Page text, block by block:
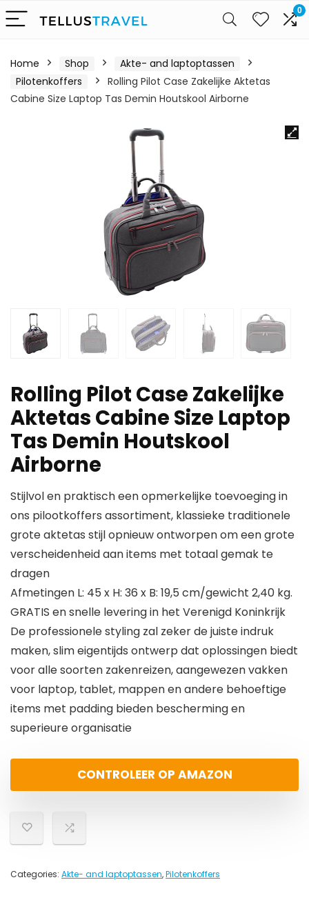
0
Home Shop
Akte- and laptoptassen
Pilotenkoffers
Rolling Pilot Case Zakelijke Aktetas
Cabine Size Laptop Tas Demin Houtskool Airborne
Rolling Pilot Case Zakelijke
Aktetas Cabine Size Laptop
Tas Demin Houtskool
Airborne
Stijlvol en praktisch een opmerkelijke toevoeging in
ons pilootkoffers assortiment, klassieke traditionele
grote aktetas stijl opnieuw ontworpen om een grote
verscheidenheid aan items met totaal gemak te
dragen
Afmetingen L: 45 x H: 36 x B: 19,5 cm/gewicht 2,40 kg.
GRATIS en snelle levering in het Verenigd Koninkrijk
De professionele styling zal zeker de juiste indruk
maken, slim eigentijds ontwerp dat oplossingen biedt
voor alle soorten zakenreizen, aangewezen vakken
voor laptop, tablet, mappen en andere behoeftige
items met padding bieden bescherming en
superieure organisatie
CONTROLEER OP AMAZON
Categories: Akte- and laptoptassen,Pilotenkoffers